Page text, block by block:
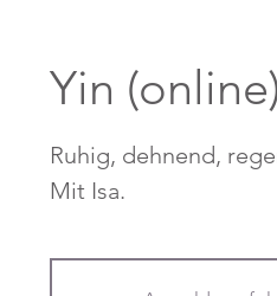
Yin
Ruhig, dehnend,
Mit Isa.